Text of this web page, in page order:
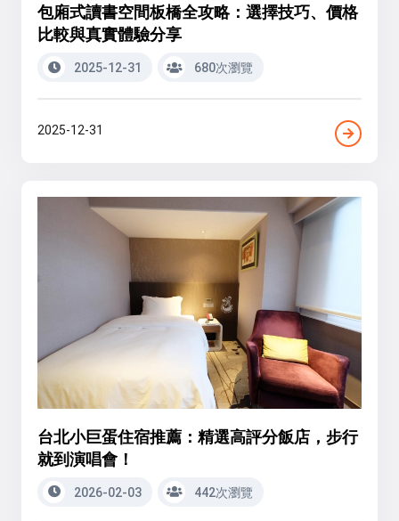
包廂式讀書空間板橋全攻略：選擇技巧、價格
比較與真實體驗分享
2025-12-31 680次瀏覽
2025-12-31
台北小巨蛋住宿推薦：精選高評分飯店，步行
就到演唱會！
2026-02-03 442次瀏覽